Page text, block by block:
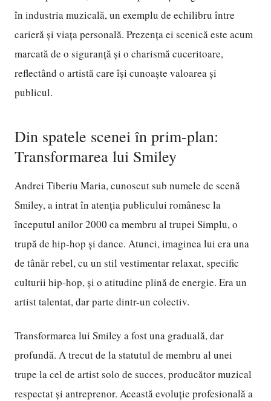
în industria muzicală, un exemplu de echilibru între
carieră și viața personală. Prezența ei scenică este acum
marcată de o siguranță și o charismă cuceritoare,
reflectând o artistă care își cunoaște valoarea și
publicul.
Din spatele scenei în prim-plan:
Transformarea lui Smiley
Andrei Tiberiu Maria, cunoscut sub numele de scenă
Smiley, a intrat în atenția publicului românesc la
începutul anilor 2000 ca membru al trupei Simplu, o
trupă de hip-hop și dance. Atunci, imaginea lui era una
de tânăr rebel, cu un stil vestimentar relaxat, specific
culturii hip-hop, și o atitudine plină de energie. Era un
artist talentat, dar parte dintr-un colectiv.
Transformarea lui Smiley a fost una graduală, dar
profundă. A trecut de la statutul de membru al unei
trupe la cel de artist solo de succes, producător muzical
respectat și antreprenor. Această evoluție profesională a